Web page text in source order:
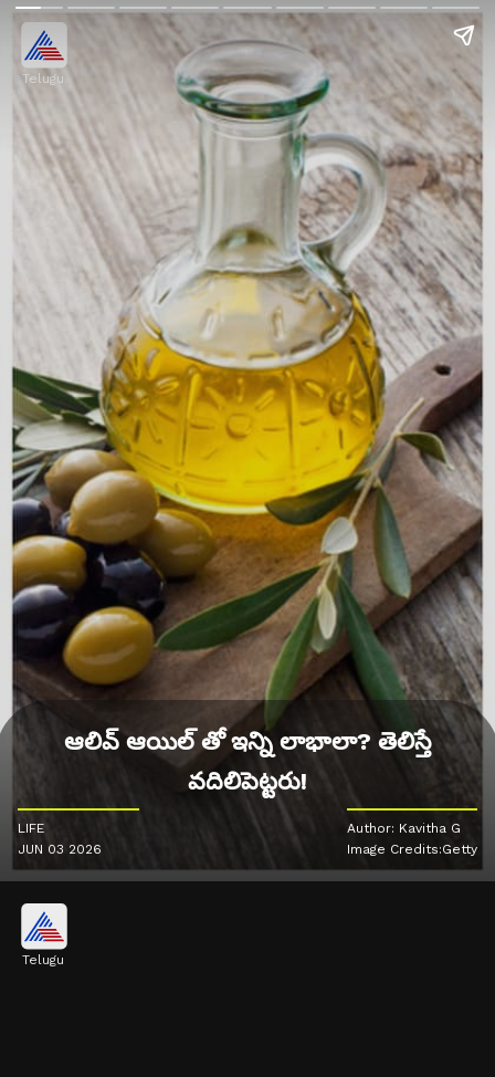
Telugu
ఆలివ్ ఆయిల్‌ తో ఇన్ని లాభాలా? తెలిస్తే
వదిలిపెట్టరు!
LIFE
JUN 03 2026
Author: Kavitha G
Image Credits:Getty
Telugu